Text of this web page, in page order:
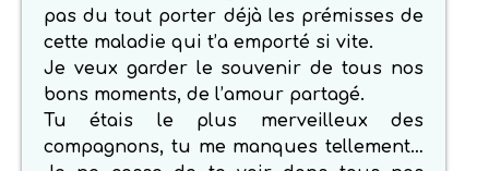
pas du tout porter déjà les prémisses de
cette maladie qui t’a emporté si vite.
Je veux garder le souvenir de tous nos
bons moments, de l’amour partagé.
Tu étais le plus merveilleux des
compagnons, tu me manques tellement…